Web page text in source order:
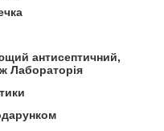
антисептичний,
Лабораторія